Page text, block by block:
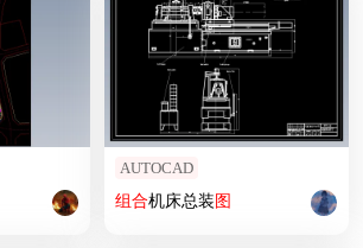
AUTOCAD
组合机床总装图